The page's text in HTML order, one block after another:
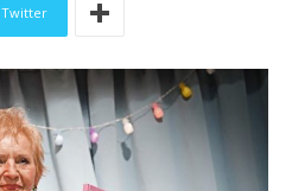
Twitter